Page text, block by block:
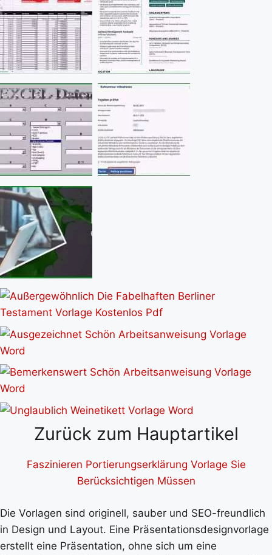
Zurück zum Hauptartikel
Faszinieren Portierungserklärung Vorlage Sie
Berücksichtigen Müssen
Die Vorlagen sind originell, sauber und SEO-freundlich
in Design und Layout. Eine Präsentationsdesignvorlage
erstellt eine Präsentation, ohne sich um eine